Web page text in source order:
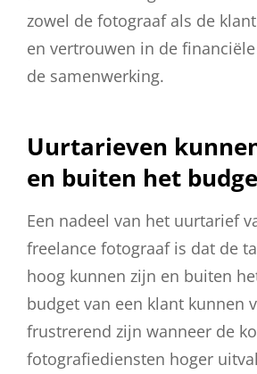
zowel de fotograaf als de
en vertrouwen in de
de samenwerking.
Uurtarieven
en buiten het
Een nadeel van het uurtarief
freelance fotograaf is dat de
hoog kunnen zijn en buiten
budget van een klant kunnen
frustrerend zijn wanneer de
fotografiediensten hoger